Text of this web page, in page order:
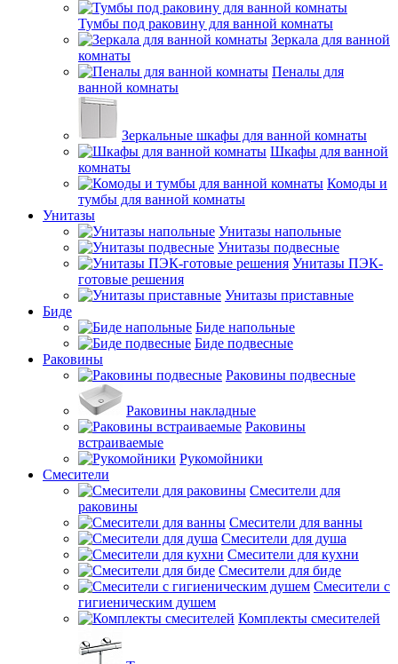
Тумбы под раковину для ванной комнаты
Зеркала для ванной
комнаты
Пеналы для
ванной комнаты
Зеркальные шкафы для ванной комнаты
Шкафы для ванной
комнаты
Комоды и
тумбы для ванной комнаты
Унитазы
Унитазы напольные
Унитазы подвесные
Унитазы ПЭК-
готовые решения
Унитазы приставные
Биде
Биде напольные
Биде подвесные
Раковины
Раковины подвесные
Раковины накладные
Раковины
встраиваемые
Рукомойники
Смесители
Смесители для
раковины
Смесители для ванны
Смесители для душа
Смесители для кухни
Смесители для биде
Смесители с
гигиеническим душем
Комплекты смесителей